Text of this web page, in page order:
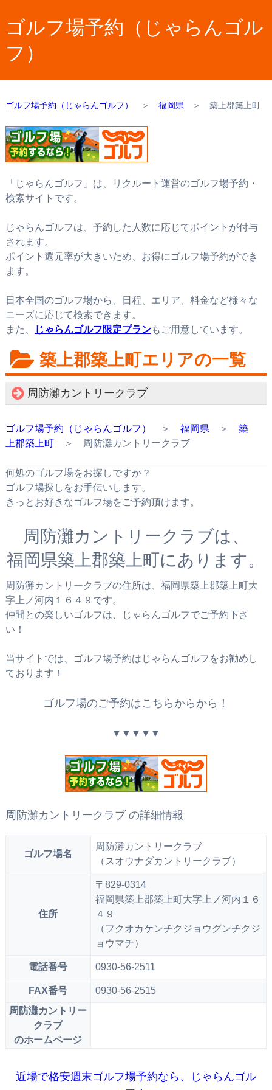
ゴルフ場予約（じゃらんゴル
フ）
ゴルフ場予約（じゃらんゴルフ） ＞ 福岡県 ＞ 築上郡築上町
「じゃらんゴルフ」は、リクルート運営のゴルフ場予約・
検索サイトです。
じゃらんゴルフは、予約した人数に応じてポイントが付与
されます。
ポイント還元率が大きいため、お得にゴルフ場予約ができ
ます。
日本全国のゴルフ場から、日程、エリア、料金など様々な
ニーズに応じて検索できます。
また、
じゃらんゴルフ限定プランもご用意しています。
築上郡築上町エリアの一覧
周防灘カントリークラブ
ゴルフ場予約（じゃらんゴルフ） ＞ 福岡県 ＞ 築
上郡築上町＞ 周防灘カントリークラブ
何処のゴルフ場をお探しですか？
ゴルフ場探しをお手伝いします。
きっとお好きなゴルフ場をご予約頂けます。
周防灘カントリークラブは、
福岡県築上郡築上町にあります。
周防灘カントリークラブの住所は、福岡県築上郡築上町大
字上ノ河内１６４９です。
仲間との楽しいゴルフは、じゃらんゴルフでご予約下さ
い！
当サイトでは、ゴルフ場予約はじゃらんゴルフをお勧めし
ております！
ゴルフ場のご予約はこちらからから！
▼▼▼▼▼
周防灘カントリークラブ の詳細情報
ゴルフ場名
周防灘カントリークラブ
（スオウナダカントリークラブ）
住所
〒829-0314
福岡県築上郡築上町大字上ノ河内１６
４９
（フクオカケンチクジョウグンチクジ
ョウマチ）
電話番号 0930-56-2511
FAX番号
0930-56-2515
周防灘カントリー
クラブ
のホームページ
近場で格安週末ゴルフ場予約なら、じゃらんゴル